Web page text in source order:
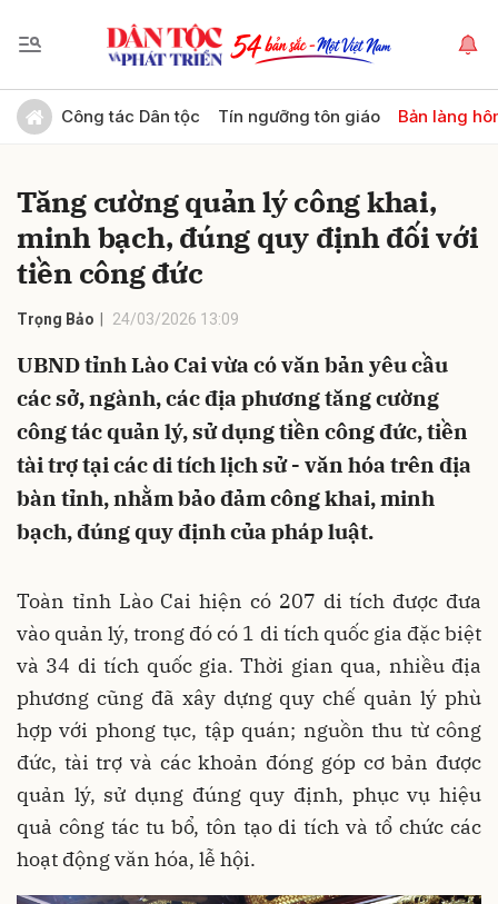
Công tác Dân tộc Tín ngưỡng tôn giáo Bản làng
Tăng cường quản lý công khai,
minh bạch, đúng quy định đối với
tiền công đức
Trọng Bảo 24/03/2026 13:09
UBND tỉnh Lào Cai vừa có văn bản yêu cầu
các sở, ngành, các địa phương tăng cường
công tác quản lý, sử dụng tiền công đức, tiền
tài trợ tại các di tích lịch sử - văn hóa trên địa
bàn tỉnh, nhằm bảo đảm công khai, minh
bạch, đúng quy định của pháp luật.
Toàn tỉnh Lào Cai hiện có 207 di tích được đưa
vào quản lý, trong đó có 1 di tích quốc gia đặc biệt
và 34 di tích quốc gia. Thời gian qua, nhiều địa
phương cũng đã xây dựng quy chế quản lý phù
hợp với phong tục, tập quán; nguồn thu từ công
đức, tài trợ và các khoản đóng góp cơ bản được
quản lý, sử dụng đúng quy định, phục vụ hiệu
quả công tác tu bổ, tôn tạo di tích và tổ chức các
hoạt động văn hóa, lễ hội.
Gửi bình luận